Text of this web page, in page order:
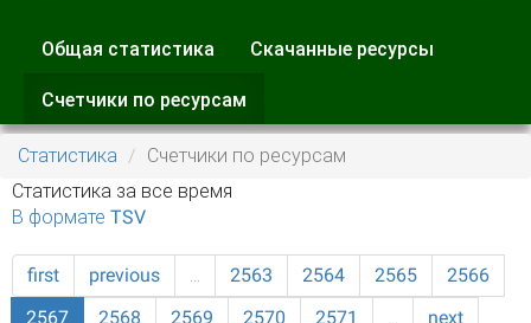
Главные вкладки
Общая статистика Скачанные ресурсы
Счетчики по ресурсам
вкладка)
Статистика
Счетчики по ресурсам
Статистика за все время
В формате TSV
first previous … 2563 2564 2565
2566
2567
2568 2569 2570 2571 …
next